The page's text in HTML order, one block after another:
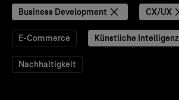
Business Development CX/UX
E-Commerce Künstliche Intelligenz
Nachhaltigkeit